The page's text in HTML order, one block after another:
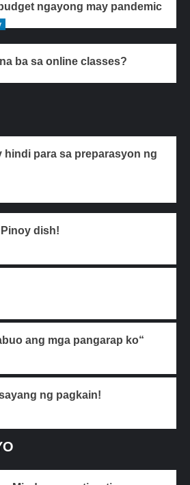
ngayong may pandemic
ba sa online classes?
hindi para sa preparasyon ng
dish!
ang mga pangarap ko“
ng pagkain!